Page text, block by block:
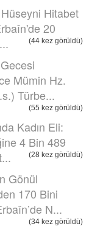
Hitabet
20
(44 kez görüldü)
Mümin Hz.
Türbe...
(55 kez görüldü)
Kadın Eli:
4 Bin 489
(28 kez görüldü)
Gönül
170 Bini
N...
(34 kez görüldü)